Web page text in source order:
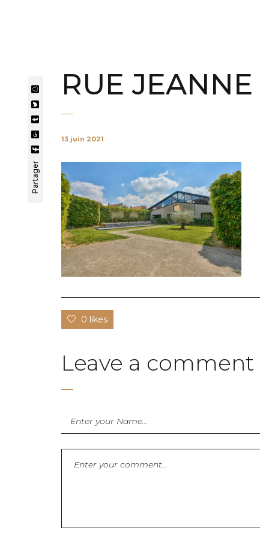
RUE JEANNE
Partager
13 juin 2021
0 likes
Leave a comment